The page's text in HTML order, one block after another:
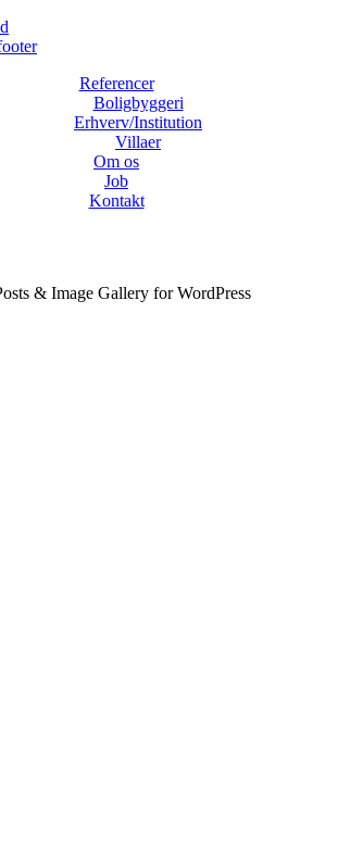
Referencer
Boligbyggeri
Erhverv/Institution
Villaer
Om os
Job
Kontakt